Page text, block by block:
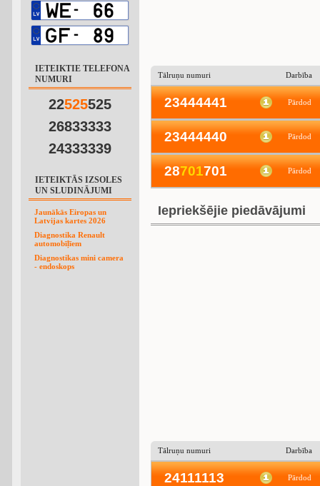
IETEIKTIE TELEFONA
NUMURI
22525525
26833333
24333339
IETEIKTĀS IZSOLES
UN SLUDINĀJUMI
Jaunākās Eiropas un
Latvijas kartes 2026
Diagnostika Renault
automobīļīem
Diagnostikas mini camera
- endoskops
Tālruņu numuri Darbība
23444441 Pārdod
23444440 Pārdod
28701701 Pārdod
Iepriekšējie piedāvājumi
Tālruņu numuri Darbība
24111113 Pārdod